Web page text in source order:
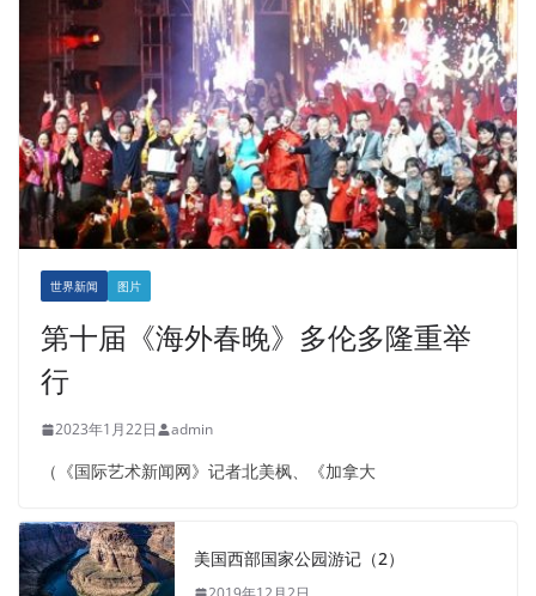
世界新闻 图片
第十届《海外春晚》多伦多隆重举
行
2023年1月22日 admin
（《国际艺术新闻网》记者北美枫、《加拿大
美国西部国家公园游记（2）